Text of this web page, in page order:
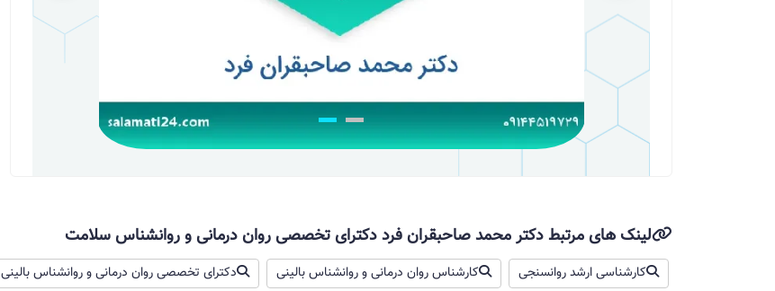
لینک های مرتبط دکتر محمد صاحبقران فرد دکترای تخصصی روان درمانی و روانشناس سلامت
کارشناسی ارشد روانسنجی کارشناس روان درمانی و روانشناس بالینی دکترای تخصصی روان درمانی و روانشناس بالینی